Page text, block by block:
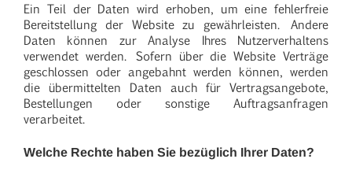
Ein Teil der Daten wird erhoben, um eine fehlerfreie
Bereitstellung der Website zu gewährleisten. Andere
Daten können zur Analyse Ihres Nutzerverhaltens
verwendet werden. Sofern über die Website Verträge
geschlossen oder angebahnt werden können, werden
die übermittelten Daten auch für Vertragsangebote,
Bestellungen oder sonstige Auftragsanfragen
verarbeitet.
Welche Rechte haben Sie bezüglich Ihrer Daten?